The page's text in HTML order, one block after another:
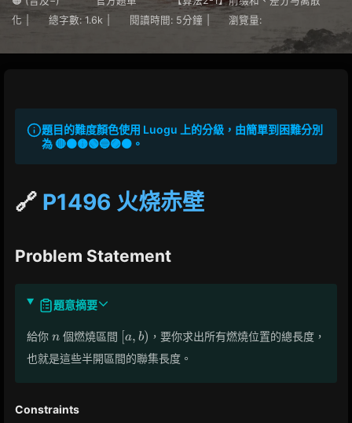
化
總字數: 1.6k 閱讀時間: 5分鐘 瀏覽量:
題目的難度顏色使用 Luogu 上的分級，由簡單到困難分別
為 🔴🟠🟡🟢🔵🟣⚫。
🔗 P1496 火烧赤壁
Problem Statement
題意摘要
給你 n
n 個燃燒區間 [a,
b)
a, b) ，要你求出所有燃燒位置的總長度，
也就是這些半開區間的聯集長度。
Constraints